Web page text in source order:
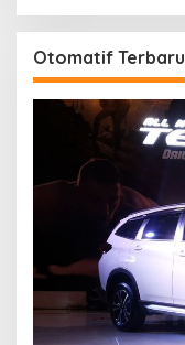
Otomatif Terbaru